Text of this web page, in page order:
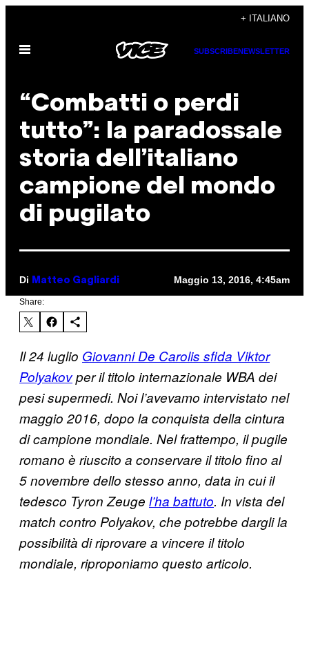
contenuto
+ ITALIANO
Apri
SUBSCRIBENEWSLETTER
“Combatti o perdi
tutto”: la paradossale
storia dell’italiano
campione del mondo
di pugilato
Di Matteo Gagliardi Maggio 13, 2016, 4:45am
Share:
Il 24 luglio Giovanni De Carolis sfida Viktor
Polyakovper il titolo internazionale WBA dei
pesi supermedi. Noi l’avevamo intervistato nel
maggio 2016, dopo la conquista della cintura
di campione mondiale. Nel frattempo, il pugile
romano è riuscito a conservare il titolo fino al
5 novembre dello stesso anno, data in cui il
tedesco Tyron Zeuge l’ha battuto. In vista del
match contro Polyakov, che potrebbe dargli la
possibilità di riprovare a vincere il titolo
mondiale, riproponiamo questo articolo.